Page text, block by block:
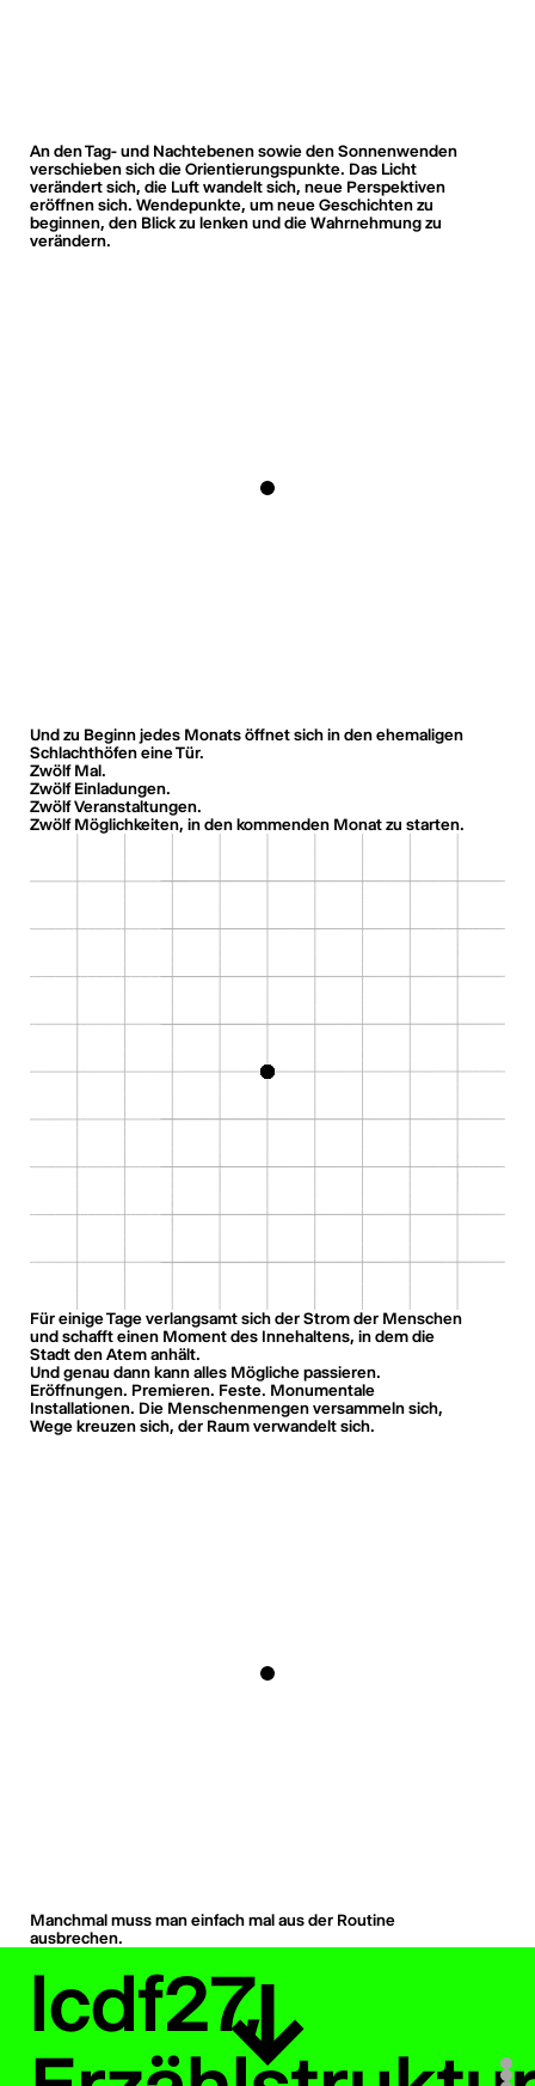
An den Tag- und Nachtebenen sowie den Sonnenwenden
verschieben sich die Orientierungspunkte. Das Licht
verändert sich, die Luft wandelt sich, neue Perspektiven
eröffnen sich. Wendepunkte, um neue Geschichten zu
beginnen, den Blick zu lenken und die Wahrnehmung zu
verändern.
Und zu Beginn jedes Monats öffnet sich in den ehemaligen
Schlachthöfen eine Tür.
Zwölf Mal.
Zwölf Einladungen.
Zwölf Veranstaltungen.
Zwölf Möglichkeiten, in den kommenden Monat zu starten.
Für einige Tage verlangsamt sich der Strom der Menschen
und schafft einen Moment des Innehaltens, in dem die
Stadt den Atem anhält.
Und genau dann kann alles Mögliche passieren.
Eröffnungen. Premieren. Feste. Monumentale
Installationen. Die Menschenmengen versammeln sich,
Wege kreuzen sich, der Raum verwandelt sich.
Manchmal muss man einfach mal aus der Routine
ausbrechen.
lcdf27,